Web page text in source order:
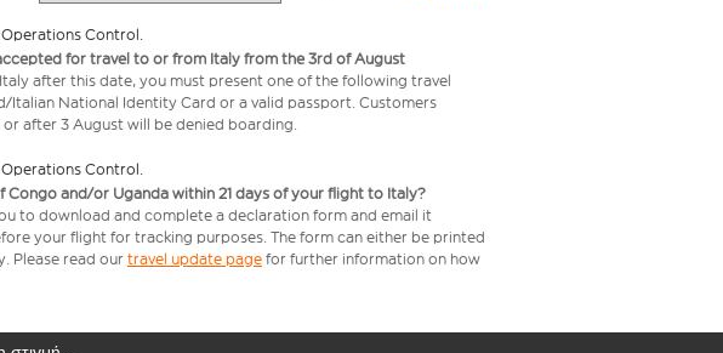
Operations Control.
for travel to or from Italy from the 3rd of August
after this date, you must present one of the following travel
Italian National Identity Card or a valid passport. Customers
after 3 August will be denied boarding.
Operations Control.
Congo and/or Uganda within 21 days of your flight to Italy?
to download and complete a declaration form and email it
your flight for tracking purposes. The form can either be printed
Please read ourtravel update page for further information on how